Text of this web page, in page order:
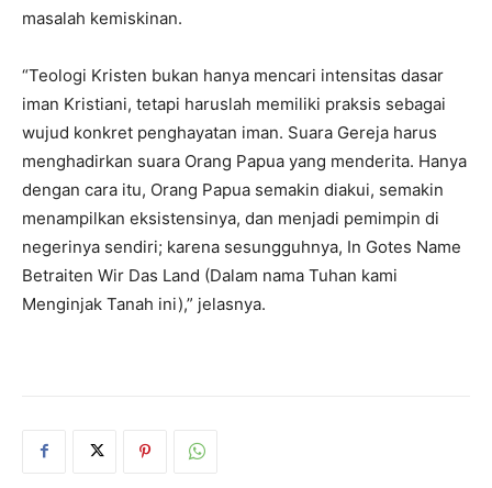
masalah kemiskinan.
“Teologi Kristen bukan hanya mencari intensitas dasar
iman Kristiani, tetapi haruslah memiliki praksis sebagai
wujud konkret penghayatan iman. Suara Gereja harus
menghadirkan suara Orang Papua yang menderita. Hanya
dengan cara itu, Orang Papua semakin diakui, semakin
menampilkan eksistensinya, dan menjadi pemimpin di
negerinya sendiri; karena sesungguhnya, In Gotes Name
Betraiten Wir Das Land (Dalam nama Tuhan kami
Menginjak Tanah ini),” jelasnya.